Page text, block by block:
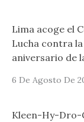
Lima acoge el
Lucha contra
aniversario de
6 De Agosto De
Kleen-Hy-Dro-